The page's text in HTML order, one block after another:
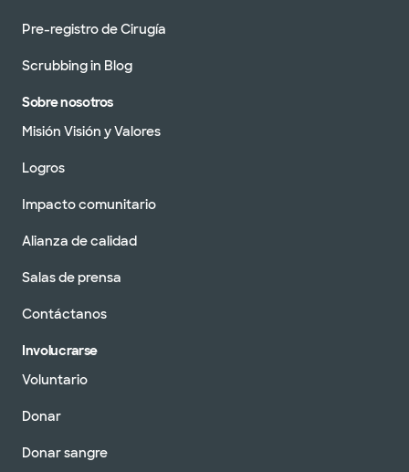
Pre-registro de Cirugía
Scrubbing in Blog
Sobre nosotros
Misión Visión y Valores
Logros
Impacto comunitario
Alianza de calidad
Salas de prensa
Contáctanos
Involucrarse
Voluntario
Donar
Donar sangre